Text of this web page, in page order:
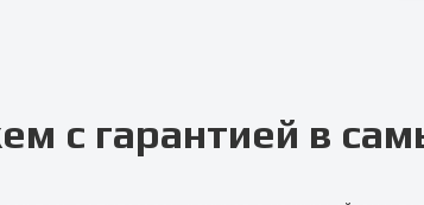
с гарантией в